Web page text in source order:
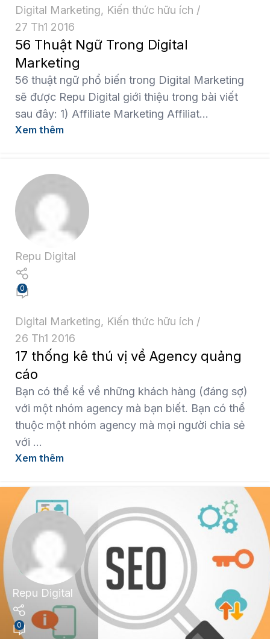
Digital Marketing, Kiến thức hữu ích
27 Th1 2016
56 Thuật Ngữ Trong Digital
Marketing
56 thuật ngữ phổ biến trong Digital Marketing
sẽ được Repu Digital giới thiệu trong bài viết
sau đây: 1) Affiliate Marketing Affiliat...
Xem thêm
Repu Digital
0
Digital Marketing, Kiến thức hữu ích
26 Th1 2016
17 thống kê thú vị về Agency quảng
cáo
Bạn có thể kể về những khách hàng (đáng sợ)
với một nhóm agency mà bạn biết. Bạn có thể
thuộc một nhóm agency mà mọi người chia sẻ
với ...
Xem thêm
Repu Digital
0